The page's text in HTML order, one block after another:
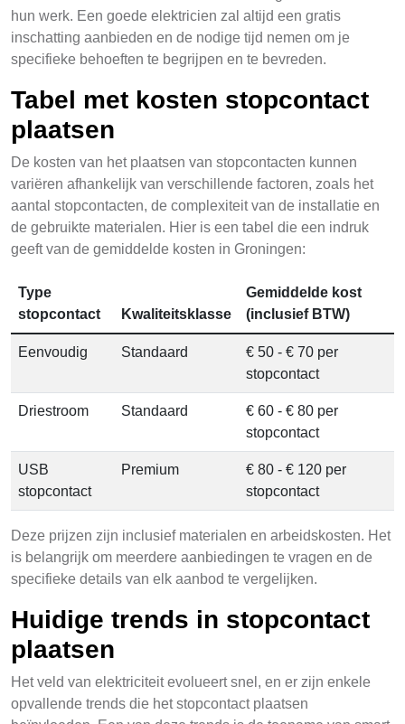
hun werk. Een goede elektricien zal altijd een gratis
inschatting aanbieden en de nodige tijd nemen om je
specifieke behoeften te begrijpen en te bevreden.
Tabel met kosten stopcontact
plaatsen
De kosten van het plaatsen van stopcontacten kunnen
variëren afhankelijk van verschillende factoren, zoals het
aantal stopcontacten, de complexiteit van de installatie en
de gebruikte materialen. Hier is een tabel die een indruk
geeft van de gemiddelde kosten in Groningen:
Type
stopcontact
Kwaliteitsklasse
Gemiddelde kost
(inclusief BTW)
Eenvoudig Standaard
€ 50 - € 70 per
stopcontact
Driestroom Standaard
€ 60 - € 80 per
stopcontact
USB
stopcontact
Premium
€ 80 - € 120 per
stopcontact
Deze prijzen zijn inclusief materialen en arbeidskosten. Het
is belangrijk om meerdere aanbiedingen te vragen en de
specifieke details van elk aanbod te vergelijken.
Huidige trends in stopcontact
plaatsen
Het veld van elektriciteit evolueert snel, en er zijn enkele
opvallende trends die het stopcontact plaatsen